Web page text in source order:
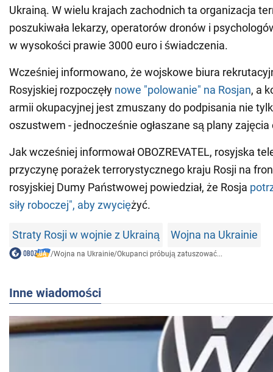
Ukrainą. W wielu krajach zachodnich ta organizacja
poszukiwała lekarzy, operatorów dronów i
w wysokości prawie 3000 euro i świadczenia.
Wcześniej informowano, że wojskowe biura
Rosyjskiej rozpoczęły nowe "polowanie" na Rosjan, a
armii okupacyjnej jest zmuszany do podpisania nie
oszustwem - jednocześnie ogłaszane są plany zajęcia
Jak wcześniej informował OBOZREVATEL, rosyjska
przyczynę porażek terrorystycznego kraju Rosji na
rosyjskiej Dumy Państwowej powiedział, że Rosja
siły roboczej", aby zwyciężyć.
Straty Rosji w wojnie z Ukrainą Wojna na Ukrainie
/Wojna na Ukrainie/Okupanci próbują zatuszować...
Inne wiadomości